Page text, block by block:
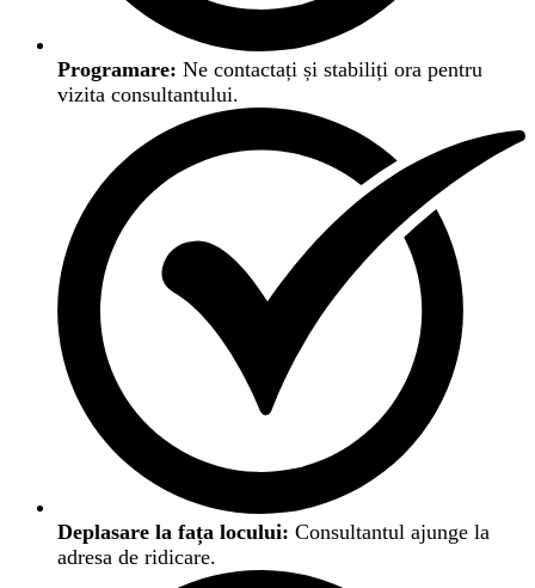
Programare: Ne contactați și stabiliți ora pentru
vizita consultantului.
Deplasare la fața locului: Consultantul ajunge la
adresa de ridicare.